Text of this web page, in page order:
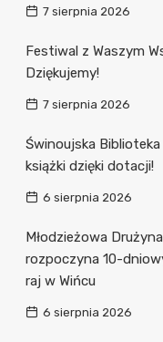
7 sierpnia 2026
Festiwal z Waszym
Dziękujemy!
7 sierpnia 2026
Świnoujska
książki dzięki dotacji!
6 sierpnia 2026
Młodzieżowa
rozpoczyna 10-
raj w Wińcu
6 sierpnia 2026